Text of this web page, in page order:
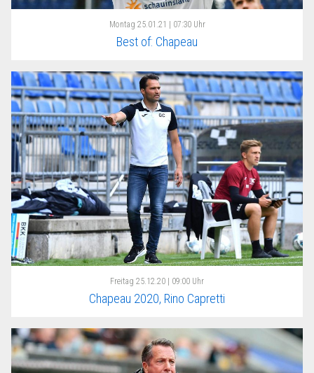
Montag 25.01.21 | 07:30 Uhr
Best of: Chapeau
Freitag 25.12.20 | 09:00 Uhr
Chapeau 2020, Rino Capretti